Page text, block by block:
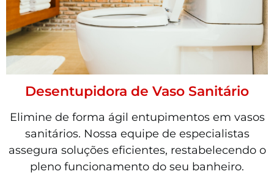
Desentupidora de Vaso Sanitário
Elimine de forma ágil entupimentos em vasos
sanitários. Nossa equipe de especialistas
assegura soluções eficientes, restabelecendo o
pleno funcionamento do seu banheiro.